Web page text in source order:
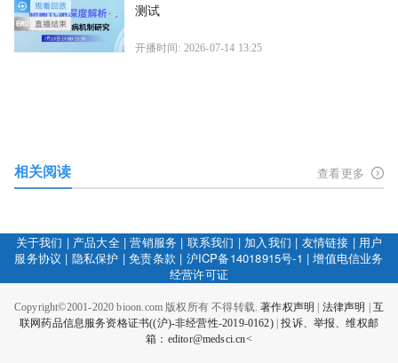
测试
开播时间: 2026-07-14 13:25
相关阅读 查看更多
关于我们 | 产品大全|营销服务 | 联系我们 | 加入我们 | 友情链接 | 用户
服务协议 | 隐私保护 |免责条款 | 沪ICP备14018915号-1 |增值电信业务
经营许可证
Copyright©2001-2020 bioon.com 版权所有 不得转载.著作权声明 法律声明
互
联网药品信息服务资格证书((沪)-非经营性-2019-0162)|投诉、举报、维权邮
箱：editor@medsci.cn<